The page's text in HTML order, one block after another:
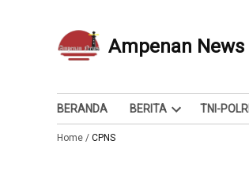
Ampenan News
Berita dan Info
BERANDA BERITA
Open
TNI-POLRI
Home / CPNS